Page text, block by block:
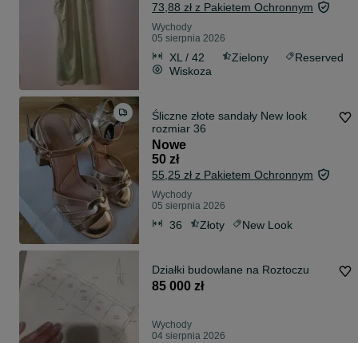
73,88 zł z Pakietem Ochronnym
Wychody
05 sierpnia 2026
XL / 42 Zielony
Reserved
Wiskoza
Śliczne złote sandały New look
rozmiar 36
Nowe
50 zł
55,25 zł z Pakietem Ochronnym
Wychody
05 sierpnia 2026
36 Złoty New Look
Działki budowlane na Roztoczu
85 000 zł
Wychody
04 sierpnia 2026